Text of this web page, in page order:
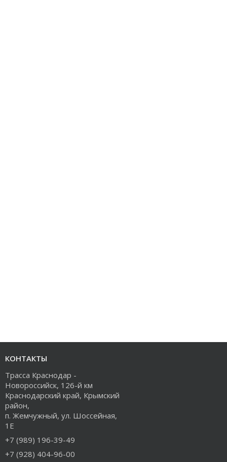
КОНТАКТЫ
Трасса Краснодар -
Новороссийск, 126-й км
Краснодарский край, Крымский
район,
п. Жемчужный, ул. Шоссейная,
1Е
+7 (989) 196-39-49
+7 (928) 404-96-00